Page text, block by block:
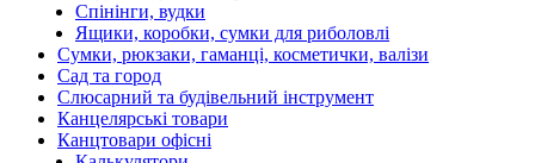
Спінінги, вудки
Ящики, коробки, сумки для риболовлі
Сумки, рюкзаки, гаманці, косметички, валізи
Сад та город
Слюсарний та будівельний інструмент
Канцелярські товари
Канцтовари офісні